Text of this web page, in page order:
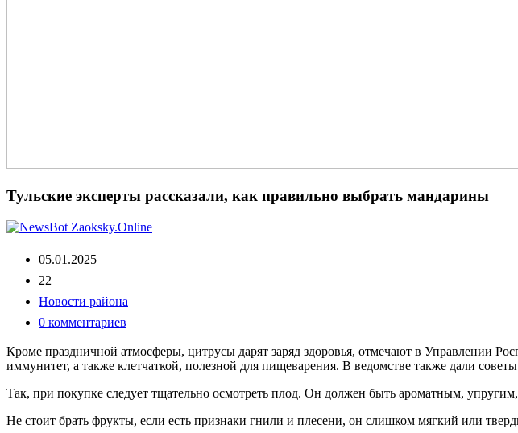
Тульские эксперты рассказали, как правильно выбрать мандарины
05.01.2025
22
Новости района
0 комментариев
Кроме праздничной атмосферы, цитрусы дарят заряд здоровья, отмечают в Управлении
иммунитет, а также клетчаткой, полезной для пищеварения. В ведомстве также дали
Так, при покупке следует тщательно осмотреть плод. Он должен быть ароматным,
Не стоит брать фрукты, если есть признаки гнили и плесени, он слишком мягкий или